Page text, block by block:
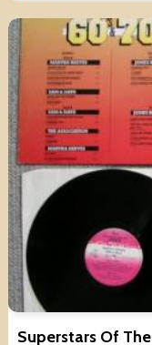
Superstars Of The